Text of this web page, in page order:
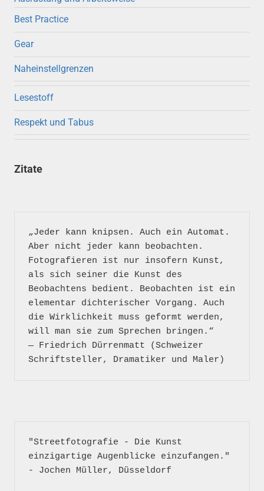
Best Practice
Gear
Naheinstellgrenzen
Lesestoff
Respekt und Tabus
Zitate
„Jeder kann knipsen. Auch ein Automat.
Aber nicht jeder kann beobachten.
Fotografieren ist nur insofern Kunst,
als sich seiner die Kunst des
Beobachtens bedient. Beobachten ist ein
elementar dichterischer Vorgang. Auch
die Wirklichkeit muss geformt werden,
will man sie zum Sprechen bringen.“
― Friedrich Dürrenmatt (Schweizer
"Streetfotografie - Die Kunst
einzigartige Augenblicke einzufangen."
- Jochen Müller, Düsseldorf